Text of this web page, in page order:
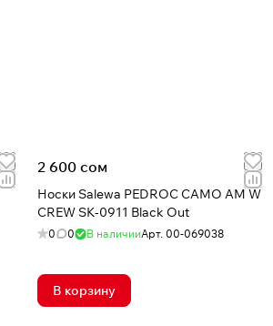
2 600 сом
Носки Salewa PEDROC CAMO AM W
CREW SK-0911 Black Out
0 0 В наличииАрт. 00-069038
В корзину